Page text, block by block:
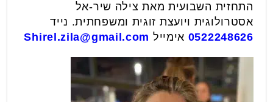
התחזית השבועית מאת צילה שיר-אל
אסטרולוגית ויועצת זוגית ומשפחתית. נייד
0522248626 אימייל Shirel.zila@gmail.com